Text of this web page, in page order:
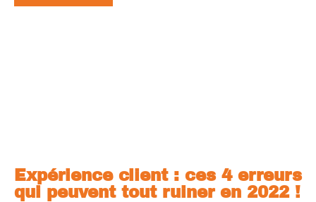
Expérience client : ces 4 erreurs
qui peuvent tout ruiner en 2022 !